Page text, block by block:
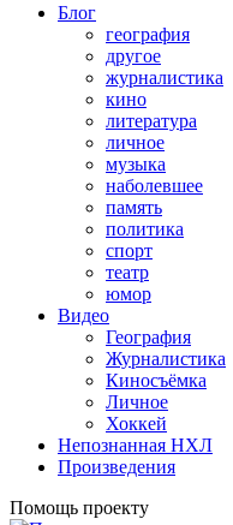
Блог
география
другое
журналистика
кино
литература
личное
музыка
наболевшее
память
политика
спорт
театр
юмор
Видео
География
Журналистика
Киносъёмка
Личное
Хоккей
Непознанная НХЛ
Произведения
Помощь проекту